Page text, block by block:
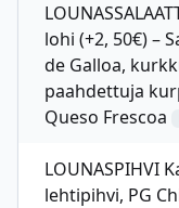
lohi (+2, 50€) –
de Galloa,
paahdettuja
Queso Frescoa
LOUNASPIHVI
lehtipihvi, PG